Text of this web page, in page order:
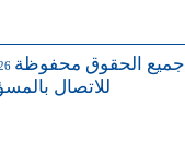
جميع الحقوق محفوظة
للاتصال